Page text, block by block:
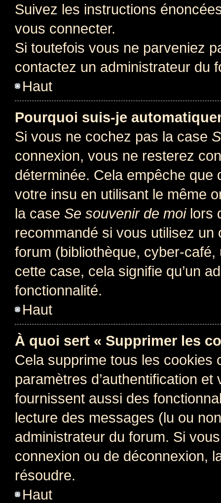
Suivez les instructions
vous connecter.
Si toutefois vous ne parveniez
contactez un administrateur du
Haut
Pourquoi suis-je
Si vous ne cochez pas la case
connexion, vous ne resterez
déterminée. Cela empêche que
votre insu en utilisant le même
la case Se souvenir de moilors
recommandé si vous utilisez
forum (bibliothèque, cyber-
cette case, cela signifie qu’un
fonctionnalité.
Haut
À quoi sert « Supprimer les
Cela supprime tous les cookies
paramètres d’authentification
fournissent aussi des
lecture des messages (lu ou
administrateur du forum. Si
connexion ou de déconnexion,
résoudre.
Haut